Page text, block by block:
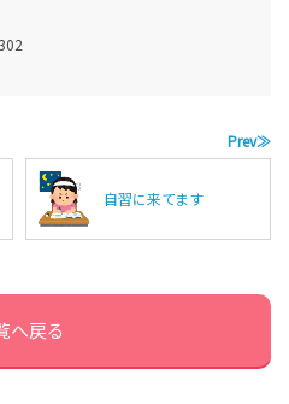
Prev≫
自習に来てます
へ戻る